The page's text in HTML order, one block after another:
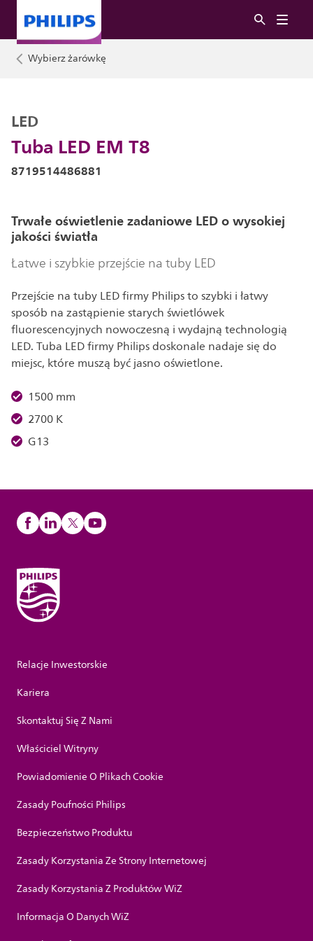
Wybierz żarówkę
Tuba LED EM T8
LED
8719514486881
Trwałe oświetlenie zadaniowe LED o wysokiej
jakości światła
Łatwe i szybkie przejście na tuby LED
Przejście na tuby LED firmy Philips to szybki i łatwy
sposób na zastąpienie starych świetlówek
fluorescencyjnych nowoczesną i wydajną technologią
LED. Tuba LED firmy Philips doskonale nadaje się do
miejsc, które muszą być jasno oświetlone.
1500 mm
2700 K
G13
Relacje Inwestorskie
Kariera
Skontaktuj Się Z Nami
Właściciel Witryny
Powiadomienie O Plikach Cookie
Zasady Poufności Philips
Bezpieczeństwo Produktu
Zasady Korzystania Ze Strony Internetowej
Zasady Korzystania Z Produktów WiZ
Informacja O Danych WiZ